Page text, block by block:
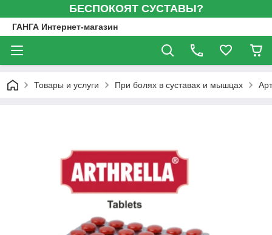
БЕСПОКОЯТ СУСТАВЫ?
ГАНГА Интернет-магазин
Товары и услуги При болях в суставах и мышцах